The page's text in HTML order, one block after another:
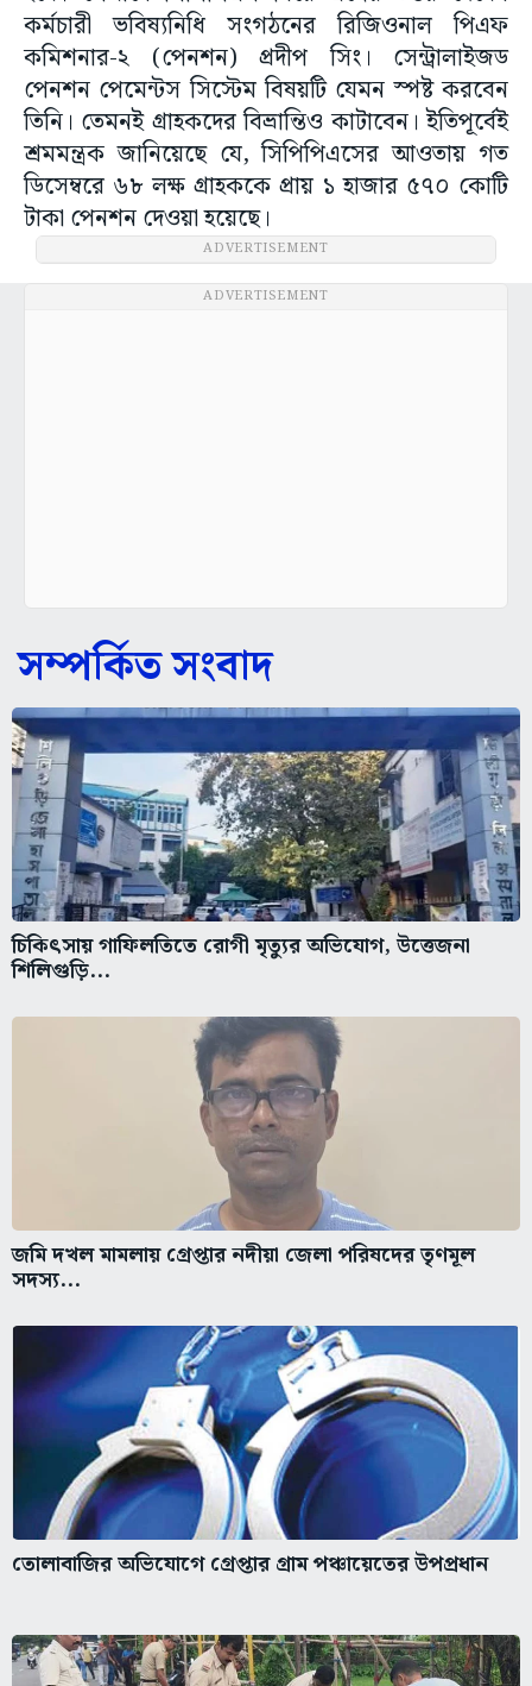
কর্মচারী ভবিষ্যনিধি সংগঠনের রিজিওনাল পিএফ
কমিশনার-২ (পেনশন) প্রদীপ সিং। সেন্ট্রালাইজড
পেনশন পেমেন্টস সিস্টেম বিষয়টি যেমন স্পষ্ট করবেন
তিনি। তেমনই গ্রাহকদের বিভ্রান্তিও কাটাবেন। ইতিপূর্বেই
শ্রমমন্ত্রক জানিয়েছে যে, সিপিপিএসের আওতায় গত
ডিসেম্বরে ৬৮ লক্ষ গ্রাহককে প্রায় ১ হাজার ৫৭০ কোটি
টাকা পেনশন দেওয়া হয়েছে।
ADVERTISEMENT
ADVERTISEMENT
সম্পর্কিত সংবাদ
চিকিৎসায় গাফিলতিতে রোগী মৃত্যুর অভিযোগ, উত্তেজনা
শিলিগুড়ি...
জমি দখল মামলায় গ্রেপ্তার নদীয়া জেলা পরিষদের তৃণমূল
সদস্য...
তোলাবাজির অভিযোগে গ্রেপ্তার গ্রাম পঞ্চায়েতের উপপ্রধান